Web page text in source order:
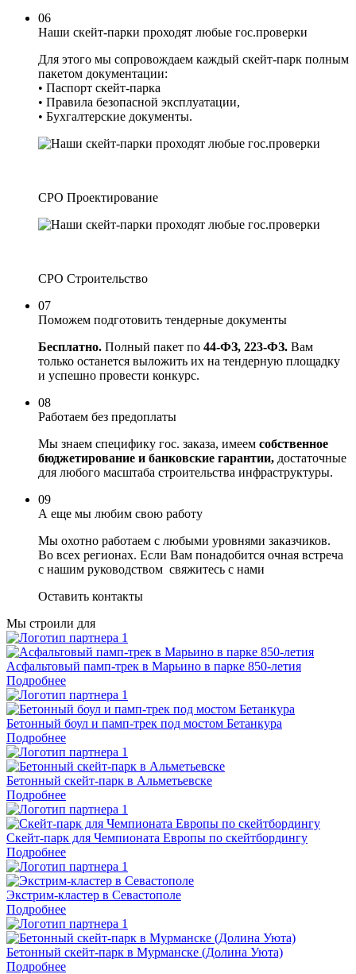
06
Наши скейт-парки проходят любые гос.проверки
Для этого мы сопровождаем каждый скейт-парк полным
пакетом документации:
• Паспорт скейт-парка
• Правила безопасной эксплуатации,
• Бухгалтерские документы.
СРО Проектирование
СРО Строительство
07
Поможем подготовить тендерные документы
Бесплатно. Полный пакет по 44-ФЗ, 223-ФЗ. Вам
только останется выложить их на тендерную площадку
и успешно провести конкурс.
08
Работаем без предоплаты
Мы знаем специфику гос. заказа, имеем собственное
бюджетирование и банковские гарантии, достаточные
для любого масштаба строительства инфраструктуры.
09
А еще мы любим свою работу
Мы охотно работаем с любыми уровнями заказчиков.
Во всех регионах. Если Вам понадобится очная встреча
с нашим руководством свяжитесь с нами
Оставить контакты
Мы строили для
Асфальтовый памп-трек в Марьино в парке 850-летия
Подробнее
Бетонный боул и памп-трек под мостом Бетанкура
Подробнее
Бетонный скейт-парк в Альметьевске
Подробнее
Скейт-парк для Чемпионата Европы по скейтбордингу
Подробнее
Экстрим-кластер в Севастополе
Подробнее
Бетонный скейт-парк в Мурманске (Долина Уюта)
Подробнее